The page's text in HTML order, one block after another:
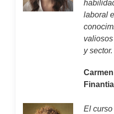
laboral
y
El